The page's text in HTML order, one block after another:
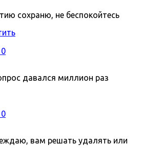
сохраню, не беспокойтесь
давался миллион раз
вам решать удалять или